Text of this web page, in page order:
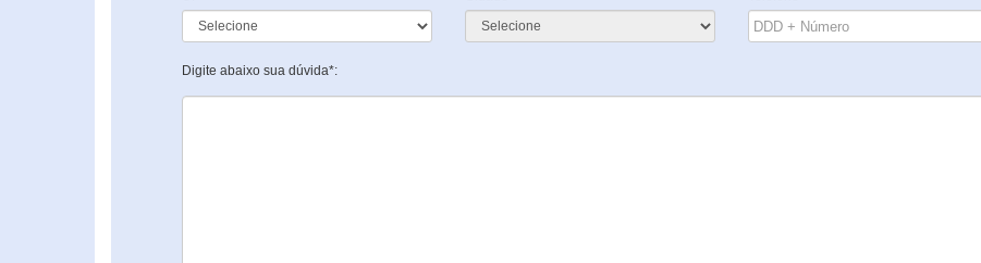
Digite abaixo sua dúvida*: